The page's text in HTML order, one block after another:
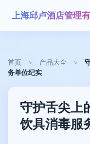
首页 > 产品大全 >
务单位纪实
守护舌尖上
饮具消毒服